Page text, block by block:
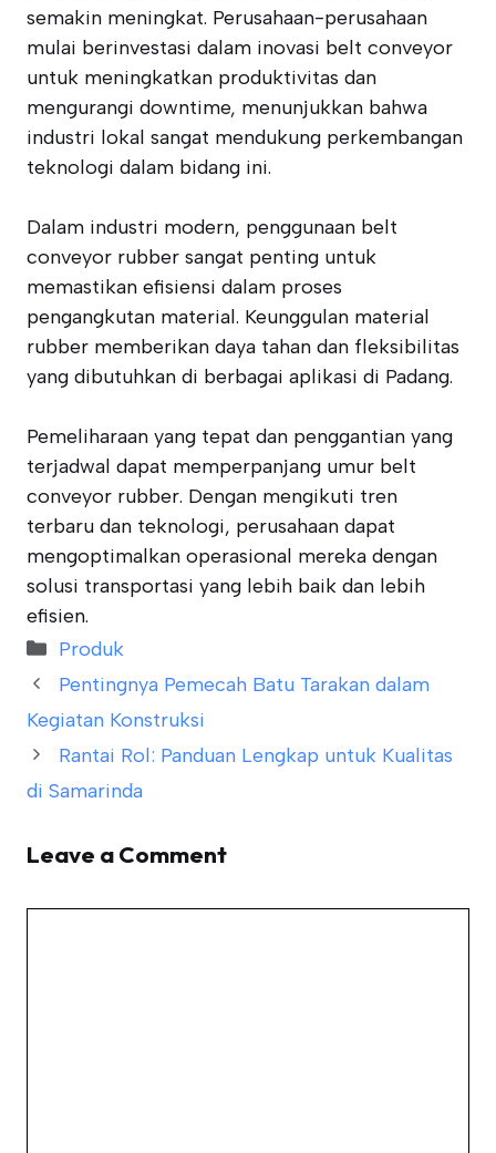
semakin meningkat. Perusahaan-perusahaan
mulai berinvestasi dalam inovasi belt conveyor
untuk meningkatkan produktivitas dan
mengurangi downtime, menunjukkan bahwa
industri lokal sangat mendukung perkembangan
teknologi dalam bidang ini.
Dalam industri modern, penggunaan belt
conveyor rubber sangat penting untuk
memastikan efisiensi dalam proses
pengangkutan material. Keunggulan material
rubber memberikan daya tahan dan fleksibilitas
yang dibutuhkan di berbagai aplikasi di Padang.
Pemeliharaan yang tepat dan penggantian yang
terjadwal dapat memperpanjang umur belt
conveyor rubber. Dengan mengikuti tren
terbaru dan teknologi, perusahaan dapat
mengoptimalkan operasional mereka dengan
solusi transportasi yang lebih baik dan lebih
efisien.
Categories
Produk
Pentingnya Pemecah Batu Tarakan dalam
Kegiatan Konstruksi
Rantai Rol: Panduan Lengkap untuk Kualitas
di Samarinda
Leave a Comment